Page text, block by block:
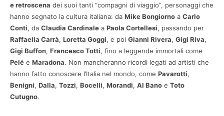
e retroscena dei suoi tanti “compagni di viaggio”, personaggi che
hanno segnato la cultura italiana: da Mike Bongiorno a Carlo
Conti, da Claudia Cardinale a Paola Cortellesi, passando per
Raffaella Carrà, Loretta Goggi, e poi Gianni Rivera, Gigi Riva,
Gigi Buffon, Francesco Totti, fino a leggende immortali come
Pelé e Maradona. Non mancheranno ricordi legati ad artisti che
hanno fatto conoscere l’Italia nel mondo, come Pavarotti,
Benigni, Dalla, Tozzi, Bocelli, Morandi, Al Bano e Toto
Cutugno.